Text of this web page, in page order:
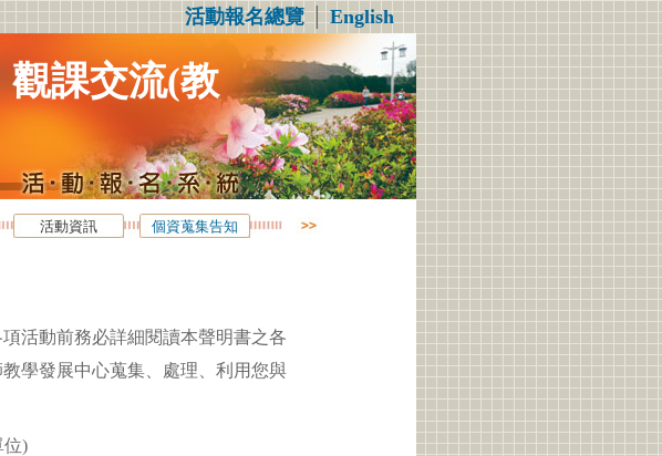
活動報名總覽│English
課交流(教
活動資訊 個資蒐集告知
活動前務必詳細閱讀本聲明書之各
學發展中心蒐集、處理、利用您與
位)